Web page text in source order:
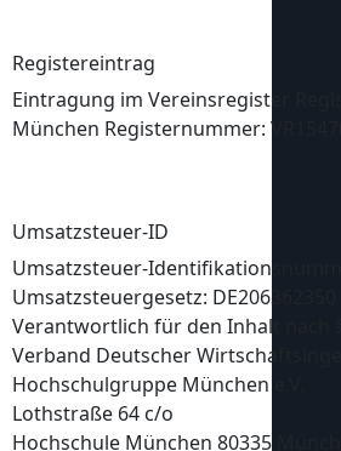
Registereintrag
Eintragung im Vereinsregister
München Registernummer: VR15470
Umsatzsteuer-ID
Umsatzsteuer-
Umsatzsteuergesetz: DE206362350
Verantwortlich für den Inhalt nach §
Verband Deutscher
Hochschulgruppe München e.V.
Lothstraße 64 c/o
Hochschule München 80335